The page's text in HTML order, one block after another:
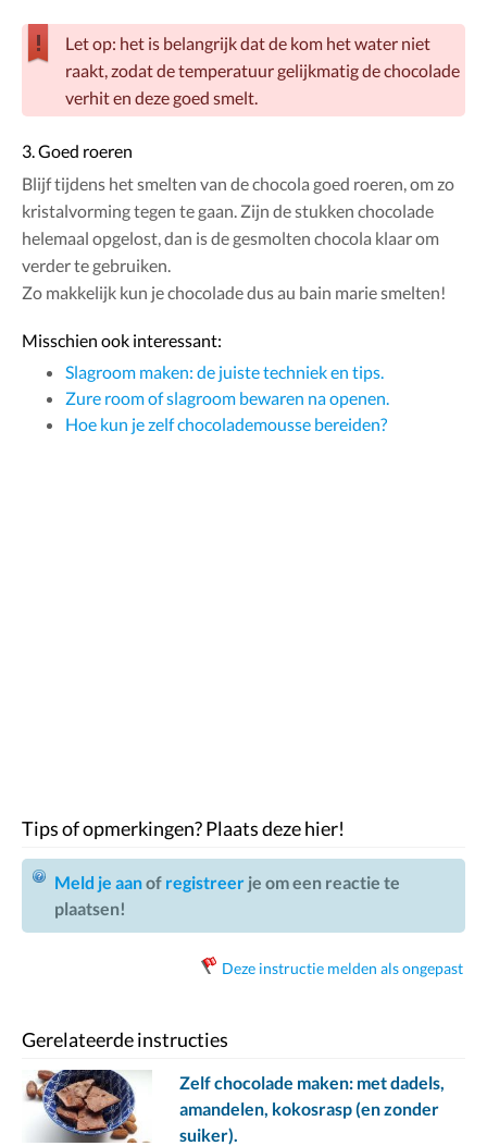
Let op: het is belangrijk dat de kom het water niet
raakt, zodat de temperatuur gelijkmatig de chocolade
verhit en deze goed smelt.
3. Goed roeren
Blijf tijdens het smelten van de chocola goed roeren, om zo
kristalvorming tegen te gaan. Zijn de stukken chocolade
helemaal opgelost, dan is de gesmolten chocola klaar om
verder te gebruiken.
Zo makkelijk kun je chocolade dus au bain marie smelten!
Misschien ook interessant:
Slagroom maken: de juiste techniek en tips.
Zure room of slagroom bewaren na openen.
Hoe kun je zelf chocolademousse bereiden?
Tips of opmerkingen? Plaats deze hier!
Meld je aanof registreer je om een reactie te
plaatsen!
Deze instructie melden als ongepast
Gerelateerde instructies
Zelf chocolade maken: met dadels,
amandelen, kokosrasp (en zonder
suiker).